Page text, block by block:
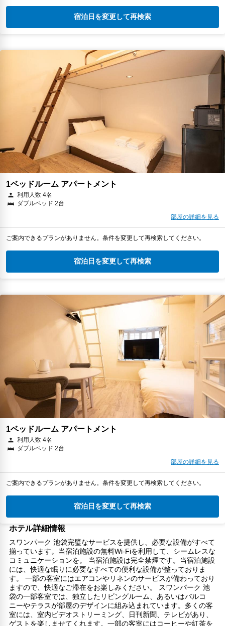
宿泊日を変更して再検索
1ベッドルーム アパートメント
利用人数 4名
ダブルベッド 2台
部屋の詳細を見る
ご案内できるプランがありません。条件を変更して再検索してください。
宿泊日を変更して再検索
1ベッドルーム アパートメント
利用人数 4名
ダブルベッド 2台
部屋の詳細を見る
ご案内できるプランがありません。条件を変更して再検索してください。
宿泊日を変更して再検索
ホテル詳細情報
スワンパーク 池袋完璧なサービスを提供し、必要な設備がすべて
揃っています。当宿泊施設の無料Wi-Fiを利用して、シームレスな
コミュニケーションを。 当宿泊施設は完全禁煙です。当宿泊施設
には、快適な眠りに必要なすべての便利な設備が整っておりま
す。 一部の客室にはエアコンやリネンのサービスが備わっており
ますので、快適なご滞在をお楽しみください。 スワンパーク 池
袋の一部客室では、独立したリビングルーム、あるいはバルコ
ニーやテラスが部屋のデザインに組み込まれています。多くの客
室には、室内ビデオストリーミング、日刊新聞、テレビがあり、
ゲストを楽しませてくれます。一部の客室にはコーヒーや紅茶を